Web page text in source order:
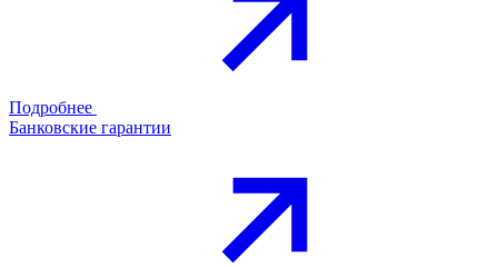
Подробнее
Банковские гарантии